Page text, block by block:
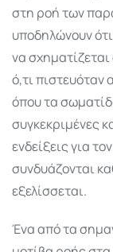
στη ροή των
υποδηλώνουν
να
ό,τι πιστευόταν
όπου τα
συγκεκριμένες
ενδείξεις για
συνδυάζονται
εξελίσσεται.
Ένα από τα